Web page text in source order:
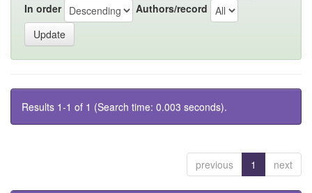
In order Authors/record
Results 1-1 of 1 (Search time: 0.003 seconds).
previous 1 next